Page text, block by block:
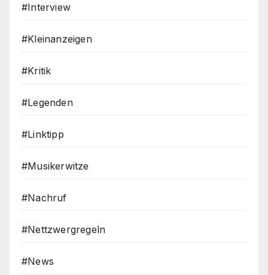
#Interview
#Kleinanzeigen
#Kritik
#Legenden
#Linktipp
#Musikerwitze
#Nachruf
#Nettzwergregeln
#News